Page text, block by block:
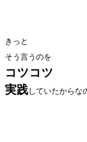
きっと
そう言うのを
コツコツ
実践していたからな